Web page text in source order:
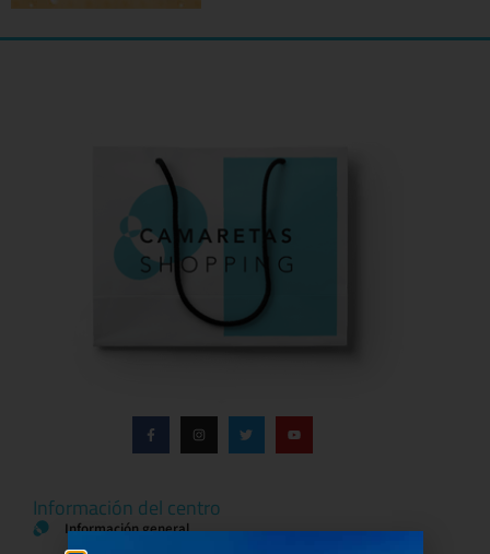
Información del centro
Información general